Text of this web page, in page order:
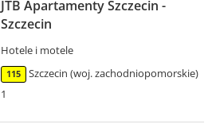
JTB Apartamenty Szczecin -
Szczecin
Hotele i motele
115
Szczecin (woj. zachodniopomorskie)
1